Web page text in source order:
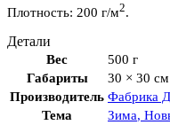
Плотность: 200 г/м2.
Детали
Вес
500 г
Габариты
30 × 30 см
Производитель Фабрика
Тема
Зима,